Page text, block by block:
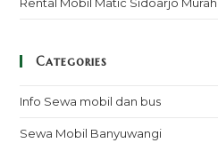
Rental Mobil Matic Sidoarjo Murah
Categories
Info Sewa mobil dan bus
Sewa Mobil Banyuwangi